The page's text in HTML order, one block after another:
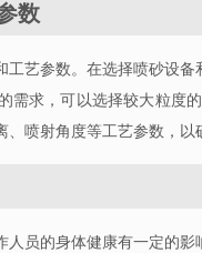
数
艺参数。在选择喷砂设
需求，可以选择较大粒度
喷射角度等工艺参数，以
员的身体健康有一定的